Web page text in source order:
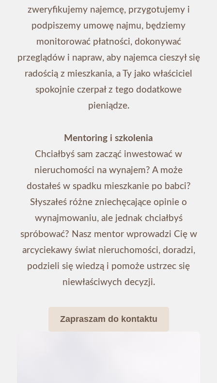
zweryfikujemy najemcę, przygotujemy i
podpiszemy umowę najmu, będziemy
monitorować płatności, dokonywać
przeglądów i napraw, aby najemca cieszył się
radością z mieszkania, a Ty jako właściciel
spokojnie czerpał z tego dodatkowe
pieniądze.
Mentoring i szkolenia
Chciałbyś sam zacząć inwestować w
nieruchomości na wynajem? A może
dostałeś w spadku mieszkanie po babci?
Słyszałeś różne zniechęcające opinie o
wynajmowaniu, ale jednak chciałbyś
spróbować? Nasz mentor wprowadzi Cię w
arcyciekawy świat nieruchomości, doradzi,
podzieli się wiedzą i pomoże ustrzec się
niewłaściwych decyzji.
Zapraszam do kontaktu